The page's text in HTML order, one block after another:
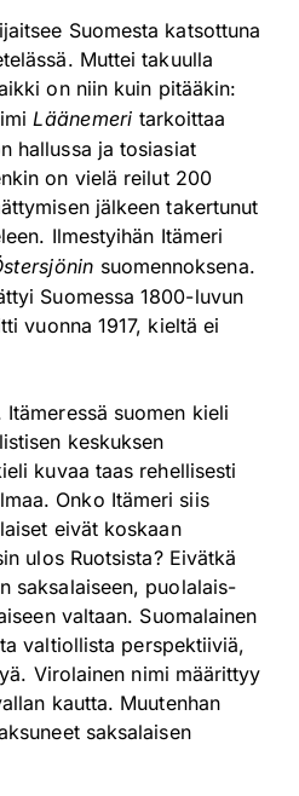
Suomesta katsottuna
Muttei takuulla
on niin kuin pitääkin:
Läänemeri tarkoittaa
hallussa ja tosiasiat
on vielä reilut 200
jälkeen takertunut
Ilmestyihän Itämeri
suomennoksena.
Suomessa 1800-luvun
vuonna 1917, kieltä ei
suomen kieli
keskuksen
kuvaa taas rehellisesti
Onko Itämeri siis
eivät koskaan
ulos Ruotsista? Eivätkä
saksalaiseen, puolalais-
valtaan. Suomalainen
valtiollista perspektiiviä,
Virolainen nimi määrittyy
kautta. Muutenhan
saksalaisen